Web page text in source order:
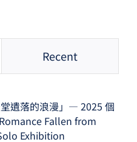
Recent
堂遺落的浪漫」— 2025 個
Fallen from
Exhibition